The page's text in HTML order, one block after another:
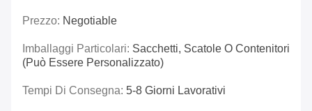
Prezzo: Negotiable
Imballaggi Particolari: Sacchetti, Scatole O Contenitori
(può Essere Personalizzato)
Tempi Di Consegna: 5-8 Giorni Lavorativi